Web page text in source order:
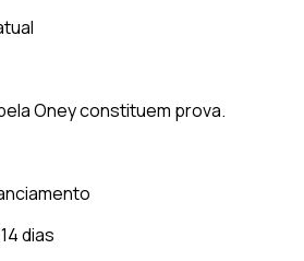
Oney constituem prova.
dias